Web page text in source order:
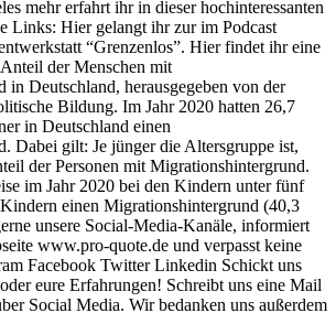
mehr erfahrt ihr in dieser hochinteressanten
Links: Hier gelangt ihr zur im Podcast
“Grenzenlos”. Hier findet ihr eine
der Menschen mit
in Deutschland, herausgegeben von der
Bildung. Im Jahr 2020 hatten 26,7
in Deutschland einen
Dabei gilt: Je jünger die Altersgruppe ist,
der Personen mit Migrationshintergrund.
im Jahr 2020 bei den Kindern unter fünf
einen Migrationshintergrund (40,3
unsere Social-Media-Kanäle, informiert
www.pro-quote.de und verpasst keine
Facebook Twitter Linkedin Schickt uns
eure Erfahrungen! Schreibt uns eine Mail
Social Media. Wir bedanken uns außerdem